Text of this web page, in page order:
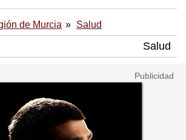
de Murcia Salud
Salud